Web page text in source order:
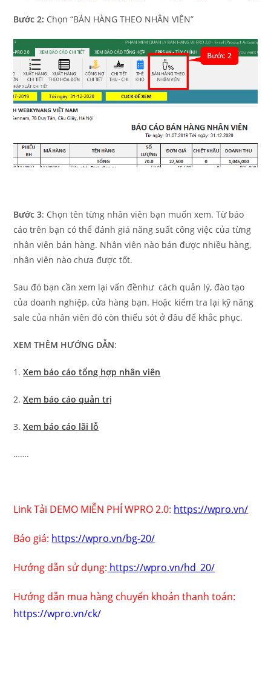
Bước 2: Chọn “BÁN HÀNG THEO NHÂN VIÊN”
Bước 3: Chọn tên từng nhân viên bạn muốn xem. Từ báo
cáo trên bạn có thể đánh giá năng suất công việc của từng
nhân viên bán hàng. Nhân viên nào bán được nhiều hàng,
nhân viên nào chưa được tốt.
Sau đó bạn cần xem lại vấn đềnhư cách quản lý, đào tạo
của doanh nghiệp, cửa hàng bạn. Hoặc kiểm tra lại kỹ năng
sale của nhân viên đó còn thiếu sót ở đâu để khắc phục.
XEM THÊM HƯỚNG DẪN:
1.Xem báo cáo tổng hợp nhân viên
2. Xem báo cáo quản trị
3.Xem báo cáo lãi lỗ
…….
Link Tải DEMO MIỄN PHÍ WPRO 2.0: https://wpro.vn/
Báo giá: https://wpro.vn/bg-20/
Hướng dẫn sử dụng: https://wpro.vn/hd_20/
Hướng dẫn mua hàng chuyển khoản thanh toán:
https://wpro.vn/ck/